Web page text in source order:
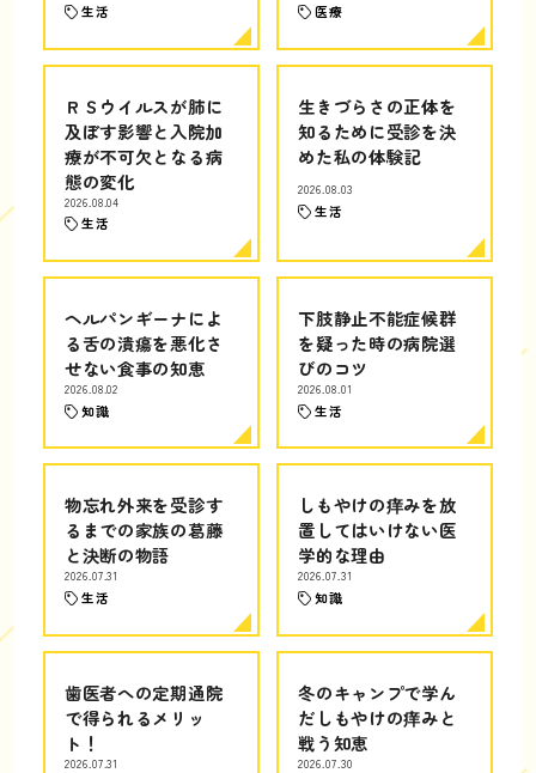
生活 医療
ＲＳウイルスが肺に
及ぼす影響と入院加
療が不可欠となる病
態の変化
2026.08.04
生活
生きづらさの正体を
知るために受診を決
めた私の体験記
2026.08.03
生活
ヘルパンギーナによ
る舌の潰瘍を悪化さ
せない食事の知恵
2026.08.02
知識
下肢静止不能症候群
を疑った時の病院選
びのコツ
2026.08.01
生活
物忘れ外来を受診す
るまでの家族の葛藤
と決断の物語
2026.07.31
生活
しもやけの痒みを放
置してはいけない医
学的な理由
2026.07.31
知識
歯医者への定期通院
で得られるメリッ
ト！
2026.07.31
冬のキャンプで学ん
だしもやけの痒みと
戦う知恵
2026.07.30